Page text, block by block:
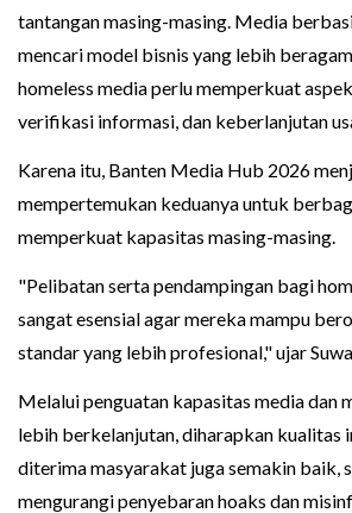
tantangan masing-masing. Media
mencari model bisnis yang lebih
homeless media perlu memperkuat
verifikasi informasi, dan keberlanjutan
Karena itu, Banten Media Hub 2026
mempertemukan keduanya untuk
memperkuat kapasitas masing-masing.
"Pelibatan serta pendampingan bagi
sangat esensial agar mereka mampu
standar yang lebih profesional," ujar
Melalui penguatan kapasitas media dan
lebih berkelanjutan, diharapkan kualitas
diterima masyarakat juga semakin baik,
mengurangi penyebaran hoaks dan